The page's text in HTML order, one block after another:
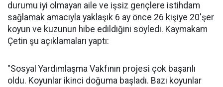
durumu iyi olmayan aile ve işsiz gençlere istihdam
sağlamak amacıyla yaklaşık 6 ay önce 26 kişiye 20'şer
koyun ve kuzunun hibe edildiğini söyledi. Kaymakam
Çetin şu açıklamaları yaptı:
"Sosyal Yardımlaşma Vakfının projesi çok başarılı
oldu. Koyunlar ikinci doğuma başladı. Bazı koyunlar